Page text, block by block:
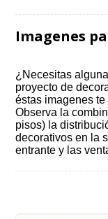
Imagenes
¿Necesitas
proyecto de
éstas imagenes
Observa la
pisos) la
decorativos en la
entrante y las